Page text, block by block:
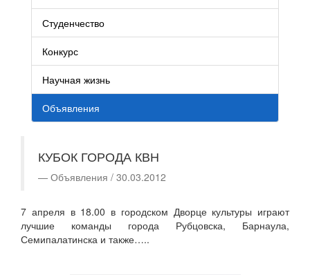
Студенчество
Конкурс
Научная жизнь
Объявления
КУБОК ГОРОДА КВН
Объявления / 30.03.2012
7 апреля в 18.00 в городском Дворце культуры играют
лучшие команды города Рубцовска, Барнаула,
Семипалатинска и также…..